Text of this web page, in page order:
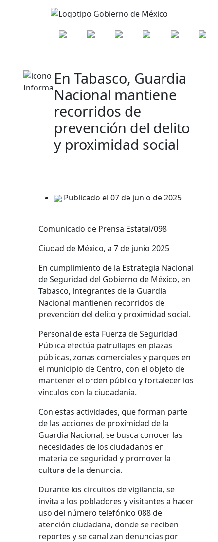
En Tabasco, Guardia
Nacional mantiene
recorridos de
prevención del delito
y proximidad social
Publicado el 07 de junio de 2025
Comunicado de Prensa Estatal/098
Ciudad de México, a 7 de junio 2025
En cumplimiento de la Estrategia Nacional
de Seguridad del Gobierno de México, en
Tabasco, integrantes de la Guardia
Nacional mantienen recorridos de
prevención del delito y proximidad social.
Personal de esta Fuerza de Seguridad
Pública efectúa patrullajes en plazas
públicas, zonas comerciales y parques en
el municipio de Centro, con el objeto de
mantener el orden público y fortalecer los
vínculos con la ciudadanía.
Con estas actividades, que forman parte
de las acciones de proximidad de la
Guardia Nacional, se busca conocer las
necesidades de los ciudadanos en
materia de seguridad y promover la
cultura de la denuncia.
Durante los circuitos de vigilancia, se
invita a los pobladores y visitantes a hacer
uso del número telefónico 088 de
atención ciudadana, donde se reciben
reportes y se canalizan denuncias por